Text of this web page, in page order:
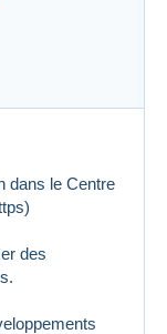
dans le Centre
des